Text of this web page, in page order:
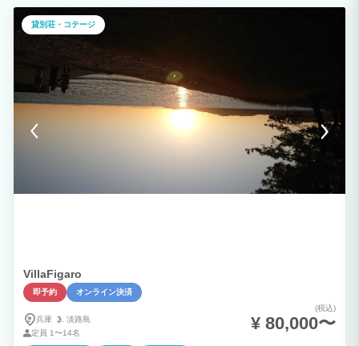
台付＊2人前からオーダー可能です。食材の準備がございますので、当日キャンセルは
お断りいたします。キャンセルは宿泊日3日前までにご連絡下さい。 ＊食物アレルギー
をお持ちのお客様へ 当施設でのご飲食にあたりましては、お客様の最終判断でお召し
上がりいただけます様お願いいたします。 食材、メニューについて、ご不明な点がご
ざいましたら事前にお問合せ下さい。 RivageBlueで楽しいひとときをお過ごし下さ
貸別荘・コテージ
VillaFigaro
即予約 オンライン決済
兵庫
淡路島
定員 1〜14名
(税込)
¥ 80,000〜